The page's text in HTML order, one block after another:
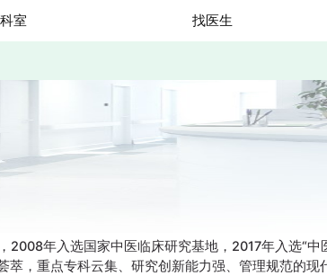
室 找医生
年入选国家中医临床研究基地，2017年入选“
，重点专科云集、研究创新能力强、管理规范的